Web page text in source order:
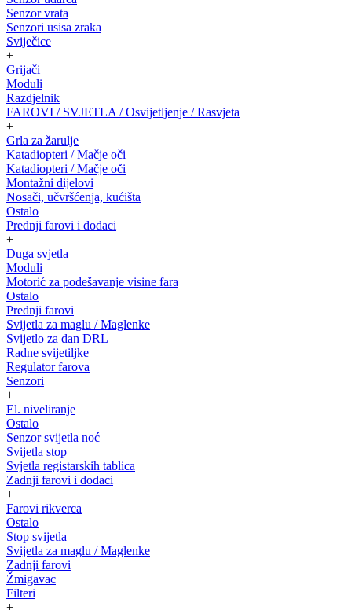
Senzor vrata
Senzori usisa zraka
Sviječice
+
Grijači
Moduli
Razdjelnik
FAROVI / SVJETLA / Osvijetljenje / Rasvjeta
+
Grla za žarulje
Katadiopteri / Mačje oči
Katadiopteri / Mačje oči
Montažni dijelovi
Nosači, učvršćenja, kućišta
Ostalo
Prednji farovi i dodaci
+
Duga svjetla
Moduli
Motorić za podešavanje visine fara
Ostalo
Prednji farovi
Svijetla za maglu / Maglenke
Svijetlo za dan DRL
Radne svijetiljke
Regulator farova
Senzori
+
El. niveliranje
Ostalo
Senzor svijetla noć
Svijetla stop
Svjetla registarskih tablica
Zadnji farovi i dodaci
+
Farovi rikverca
Ostalo
Stop svijetla
Svijetla za maglu / Maglenke
Zadnji farovi
Žmigavac
Filteri
+